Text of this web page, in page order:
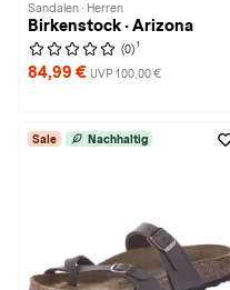
Sandalen · Herren
Birkenstock · Arizona
(0) 1
84,99 € UVP 100,00 €
Sale Nachhaltig